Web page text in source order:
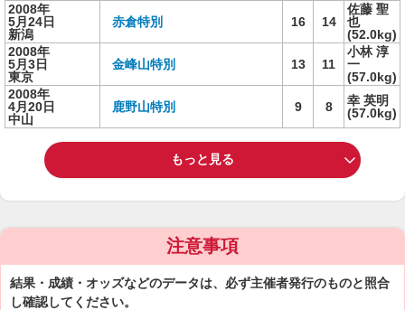
2008年
5月24日
新潟
赤倉特別 16 14
佐藤 聖
也
(52.0kg)
2008年
5月3日
東京
金峰山特別 13 11
小林 淳
一
(57.0kg)
2008年
4月20日
中山
鹿野山特別 9 8
幸 英明
(57.0kg)
もっと見る
注意事項
結果・成績・オッズなどのデータは、必ず主催者発行のものと照合
し確認してください。